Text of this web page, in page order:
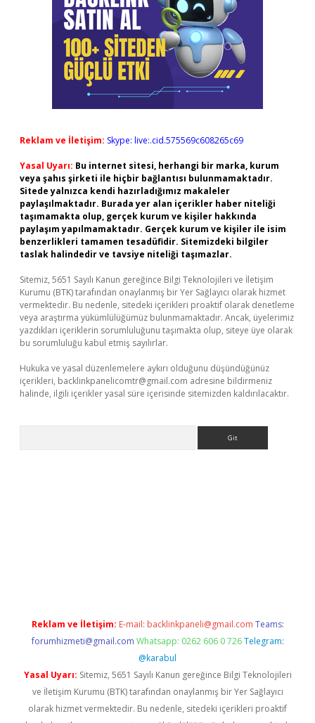
Reklam ve İletişim: Skype: live:.cid.575569c608265c69
Yasal Uyarı: Bu internet sitesi, herhangi bir marka, kurum
veya şahıs şirketi ile hiçbir bağlantısı bulunmamaktadır.
Sitede yalnızca kendi hazırladığımız makaleler
paylaşılmaktadır. Burada yer alan içerikler haber niteliği
taşımamakta olup, gerçek kurum ve kişiler hakkında
paylaşım yapılmamaktadır. Gerçek kurum ve kişiler ile isim
benzerlikleri tamamen tesadüfidir. Sitemizdeki bilgiler
taslak halindedir ve tavsiye niteliği taşımazlar.
Sitemiz, 5651 Sayılı Kanun gereğince Bilgi Teknolojileri ve İletişim
Kurumu (BTK) tarafından onaylanmış bir Yer Sağlayıcı olarak hizmet
vermektedir. Bu nedenle, sitedeki içerikleri proaktif olarak denetleme
veya araştırma yükümlülüğümüz bulunmamaktadır. Ancak, üyelerimiz
yazdıkları içeriklerin sorumluluğunu taşımakta olup, siteye üye olarak
bu sorumluluğu kabul etmiş sayılırlar.
Hukuka ve yasal düzenlemelere aykırı olduğunu düşündüğünüz
içerikleri, backlinkpanelicomtr@gmail.com adresine bildirmeniz
halinde, ilgili içerikler yasal süre içerisinde sitemizden kaldırılacaktır.
Reklam ve İletişim: E-mail: backlinkpaneli@gmail.com Teams:
forumhizmeti@gmail.com Whatsapp: 0262 606 0 726 Telegram:
@karabul
Yasal Uyarı: Sitemiz, 5651 Sayılı Kanun gereğince Bilgi Teknolojileri
ve İletişim Kurumu (BTK) tarafından onaylanmış bir Yer Sağlayıcı
olarak hizmet vermektedir. Bu nedenle, sitedeki içerikleri proaktif